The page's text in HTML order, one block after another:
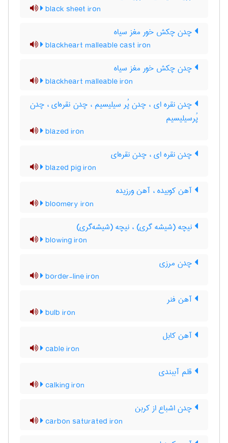
black sheet iron
چدن چکش خور مغز سیاه
blackheart malleable cast iron
چدن چکش خور مغز سیاه
blackheart malleable iron
چدن نقره ای ، چدن پُر سیلیسیم ، چدن نقره‌ای ، چدن
پُرسیلیسیم
blazed iron
چدن نقره ای ، چدن نقره‌ای
blazed pig iron
آهن کوبیده ، آهن ورزیده
bloomery iron
نیچه (شیشه گری) ، نیچه (شیشه‌گری)
blowing iron
چدن مرزی
border-line iron
آهن فنر
bulb iron
آهن کابل
cable iron
قلم آببندی
calking iron
چدن اشباع از کربن
carbon saturated iron